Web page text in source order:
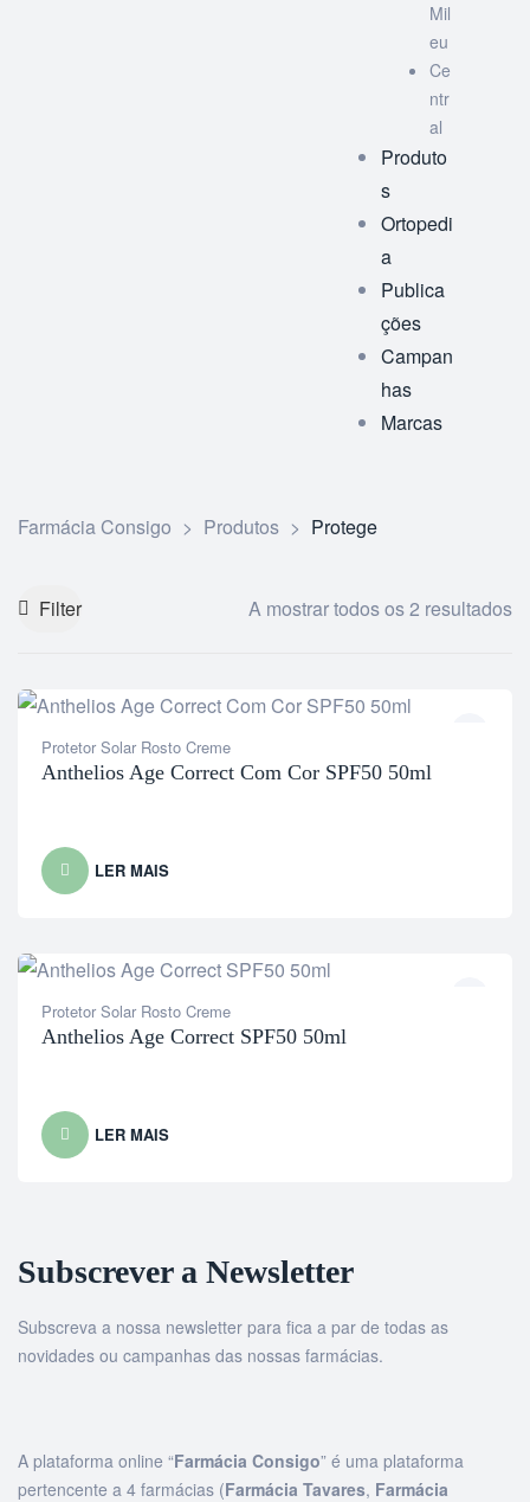
Mil
eu
Ce
ntr
al
Produto
s
Ortopedi
a
Publica
ções
Campan
has
Marcas
Farmácia Consigo > Produtos > Protege
Filter A mostrar todos os 2 resultados
Protetor Solar Rosto Creme
Anthelios Age Correct Com Cor SPF50 50ml
LER MAIS
Protetor Solar Rosto Creme
Anthelios Age Correct SPF50 50ml
LER MAIS
Subscrever a Newsletter
Subscreva a nossa newsletter para fica a par de todas as
novidades ou campanhas das nossas farmácias.
A plataforma online “Farmácia Consigo” é uma plataforma
pertencente a 4 farmácias (Farmácia Tavares, Farmácia